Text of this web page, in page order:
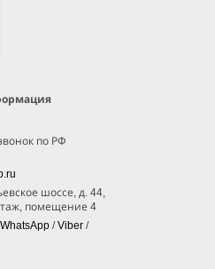
по РФ
шоссе, д. 44,
помещение 4
WhatsApp /Viber /